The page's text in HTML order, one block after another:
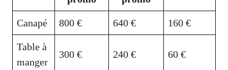
Canapé 800 € 640 € 160 €
Table à
manger
300 € 240 € 60 €